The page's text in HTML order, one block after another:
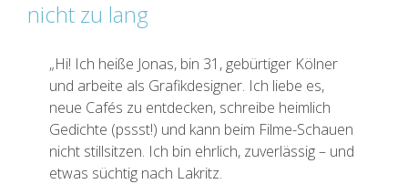
nicht zu lang
„Hi! Ich heiße Jonas, bin 31, gebürtiger Kölner
und arbeite als Grafikdesigner. Ich liebe es,
neue Cafés zu entdecken, schreibe heimlich
Gedichte (pssst!) und kann beim Filme-Schauen
nicht stillsitzen. Ich bin ehrlich, zuverlässig – und
etwas süchtig nach Lakritz.